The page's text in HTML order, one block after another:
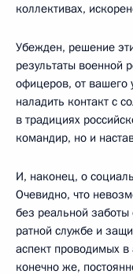
коллективах,
Убежден, решение
результаты военной
офицеров, от вашего
наладить контакт с
в традициях
командир, но и
И, наконец, о
Очевидно, что
без реальной заботы
ратной службе и
аспект проводимых
конечно же,